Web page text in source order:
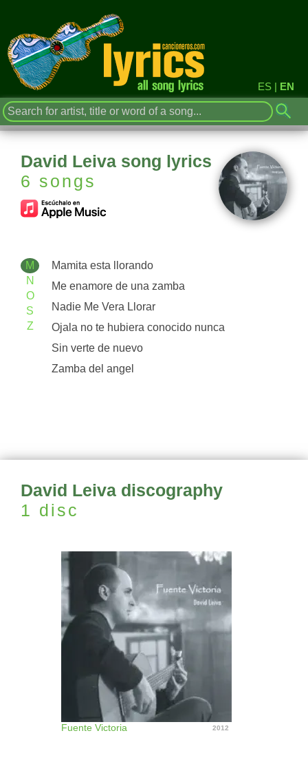
ES | EN
David Leiva song lyrics
6 songs
M
N
O
S
Z
Mamita esta llorando
Me enamore de una zamba
Nadie Me Vera Llorar
Ojala no te hubiera conocido nunca
Sin verte de nuevo
Zamba del angel
David Leiva discography
1 disc
Fuente Victoria 2012